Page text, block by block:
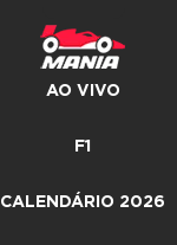
AO VIVO
F1
CALENDÁRIO 2026